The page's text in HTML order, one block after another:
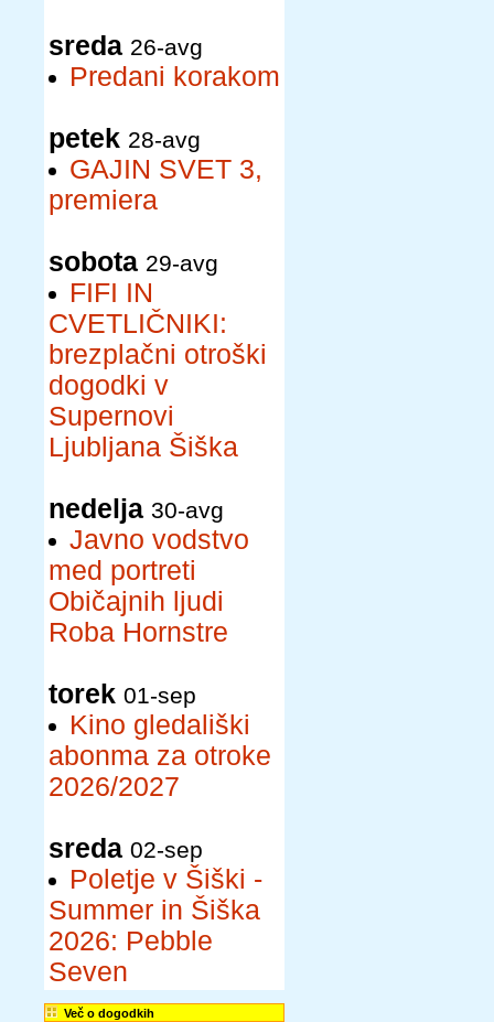
sreda 26-avg
Predani korakom
petek 28-avg
GAJIN SVET 3,
premiera
sobota 29-avg
FIFI IN
CVETLIČNIKI:
brezplačni otroški
dogodki v
Supernovi
Ljubljana Šiška
nedelja 30-avg
Javno vodstvo
med portreti
Običajnih ljudi
Roba Hornstre
torek 01-sep
Kino gledališki
abonma za otroke
2026/2027
sreda 02-sep
Poletje v Šiški -
Summer in Šiška
2026: Pebble
Seven
Več o dogodkih